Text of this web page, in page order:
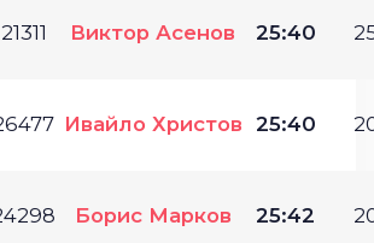
21311 Виктор Асенов 25:40
Ивайло Христов 25:40
Борис Марков 25:42